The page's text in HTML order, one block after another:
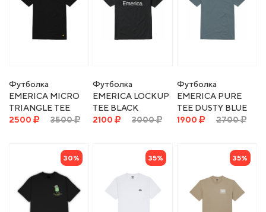
Футболка
EMERICA MICRO
TRIANGLE TEE
BLACK
2500 3500
Футболка
EMERICA LOCKUP
TEE BLACK
2100
3000
Футболка
EMERICA PURE
TEE DUSTY BLUE
1900
2700
30% 35% 35%